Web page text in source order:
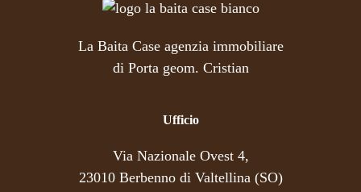
La Baita Case agenzia immobiliare
di Porta geom. Cristian
Ufficio
Via Nazionale Ovest 4,
23010 Berbenno di Valtellina (SO)